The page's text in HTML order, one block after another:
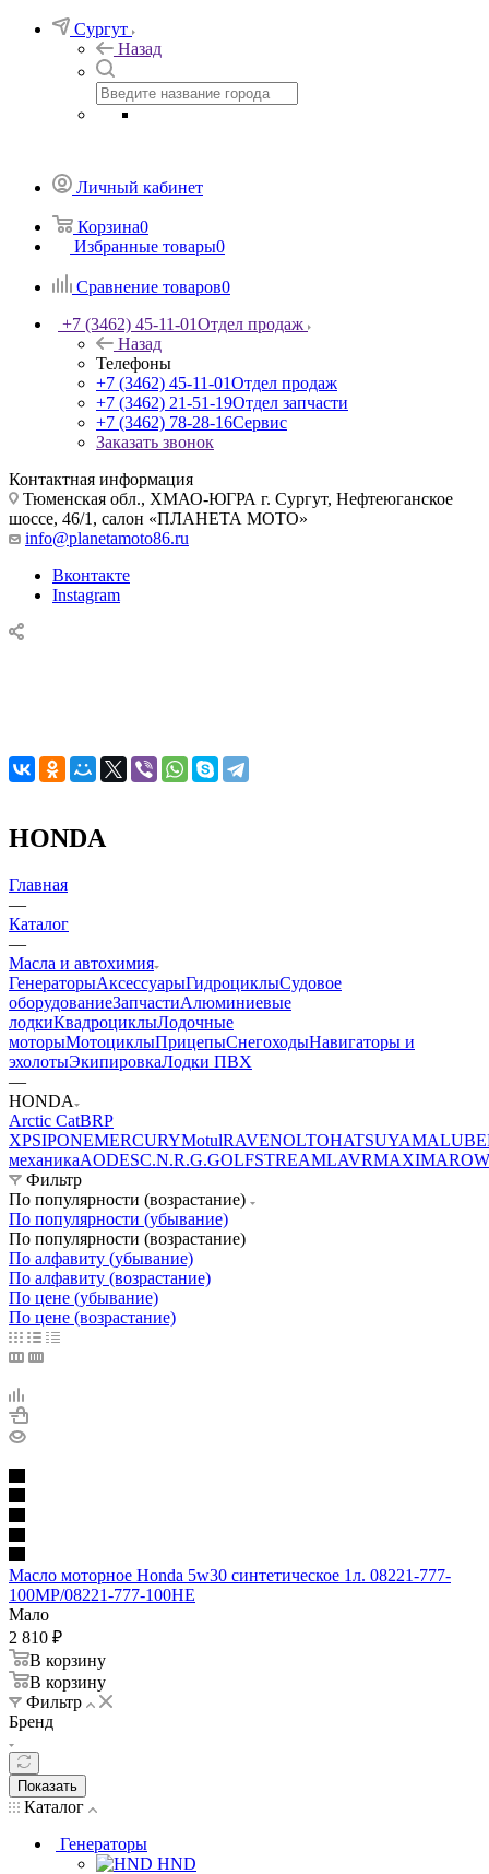
Сургут
Назад
Личный кабинет
Корзина0
Избранные товары0
Сравнение товаров0
+7 (3462) 45-11-01Отдел продаж
Назад
Телефоны
+7 (3462) 45-11-01Отдел продаж
+7 (3462) 21-51-19Отдел запчасти
+7 (3462) 78-28-16Сервис
Заказать звонок
Контактная информация
Тюменская обл., ХМАО-ЮГРА г. Сургут, Нефтеюганское
шоссе, 46/1, салон «ПЛАНЕТА МОТО»
info@planetamoto86.ru
Вконтакте
Instagram
HONDA
Главная
—
Каталог
—
Масла и автохимия
ГенераторыАксессуарыГидроциклыСудовое
оборудованиеЗапчастиАлюминиевые
лодкиКвадроциклыЛодочные
моторыМотоциклыПрицепыСнегоходыНавигаторы и
эхолотыЭкипировкаЛодки ПВХ
—
HONDA
Arctic CatBRP
XPSIPONEMERCURYMotulRAVENOLTOHATSUYAMALUBE
механикаAODESC.N.R.G.GOLFSTREAMLAVRMAXIMA
Фильтр
По популярности (возрастание)
По популярности (убывание)
По популярности (возрастание)
По алфавиту (убывание)
По алфавиту (возрастание)
По цене (убывание)
По цене (возрастание)
Масло моторное Honda 5w30 синтетическое 1л. 08221-777-
100MP/08221-777-100HE
Мало
2 810 ₽
В корзину
В корзину
Фильтр
Бренд
Показать
Каталог
Генераторы
HND